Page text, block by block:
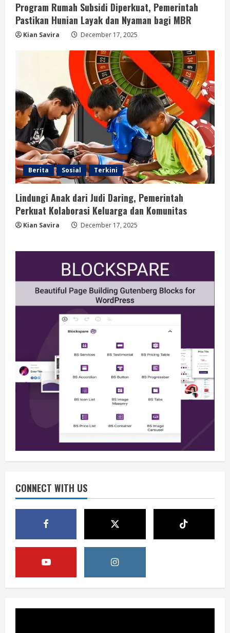
Program Rumah Subsidi Diperkuat, Pemerintah
Pastikan Hunian Layak dan Nyaman bagi MBR
Kian Savira December 17, 2025
Berita Sosial Terkini
Lindungi Anak dari Judi Daring, Pemerintah
Perkuat Kolaborasi Keluarga dan Komunitas
Kian Savira December 17, 2025
CONNECT WITH US
Berita
Situasi Nasional Aman, Publik Diminta
Waspadai Provokasi Jelang HUT RI
August 8, 2026
3
Opini
Situasi Nasional Aman Harus Dijaga
HUT RI ke-81 Momentum Menjaga
Stabilitas, Keamanan, dan Optimisme
August 8, 2026